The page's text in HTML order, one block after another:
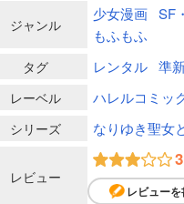
ジャンル
少女漫画 SF
もふもふ
タグ レンタル 準
レーベル ハレルコミッ
シリーズ なりゆき聖女
レビュー
レビューを